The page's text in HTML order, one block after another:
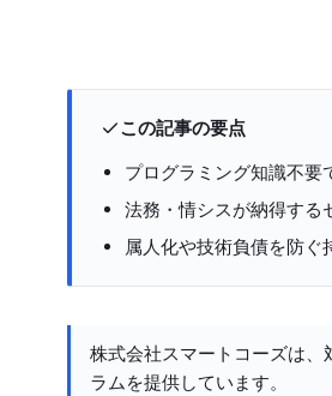
この記事の要点
プログラミング知識不要
法務・情シスが納得する
属人化や技術負債を防ぐ
株式会社スマートコーズは
ラムを提供しています。